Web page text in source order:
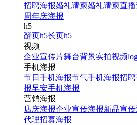
招聘海报婚礼请柬婚礼请柬直
周年庆海报
h5
翻页h5长页h5
视频
企业宣传片舞台背景实拍视频
手机海报
节日手机海报节气手机海报招聘
报早安手机海报
营销海报
店庆海报企业宣传海报新品宣传
代理招募海报